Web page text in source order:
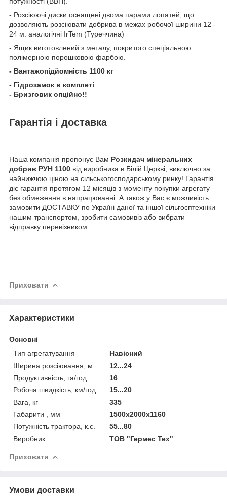
- Розсіюючі диски оснащені двома парами лопатей, що
дозволяють розсіювати добрива в межах робочої ширини 12 -
24 м. аналогічні IrTem (Туреччина)
- Ящик виготовлений з металу, покритого спеціальною
полімерною порошковою фарбою.
- Вантажопідйомність 1100 кг
- Гідрозамок в комплеті
- Бризговик опційно!!
Гарантія і доставка
Наша компанія пропонує Вам Розкидач мінеральних
добрив РУН 1100 від виробника в Білій Церкві, виключно за
найнижчою ціною на сільськогосподарському ринку! Гарантія
діє гарантія протягом 12 місяців з моменту покупки агрегату
без обмеження в напрацюванні. А також у Вас є можливість
замовити ДОСТАВКУ по Україні даної та іншої сільгосптехніки
нашим транспортом, зробити самовивіз або вибрати
відправку перевізником.
Приховати
Характеристики
Основні
Тип агрегатування
Навісний
Ширина розсіювання, м
12...24
Продуктивність, га/год
16
Робоча швидкість, км/год
15...20
Вага, кг
335
Габарити , мм
1500х2000х1160
Потужність трактора, к.с.
55...80
Виробник
ТОВ "Гермес Тех"
Приховати
Умови доставки